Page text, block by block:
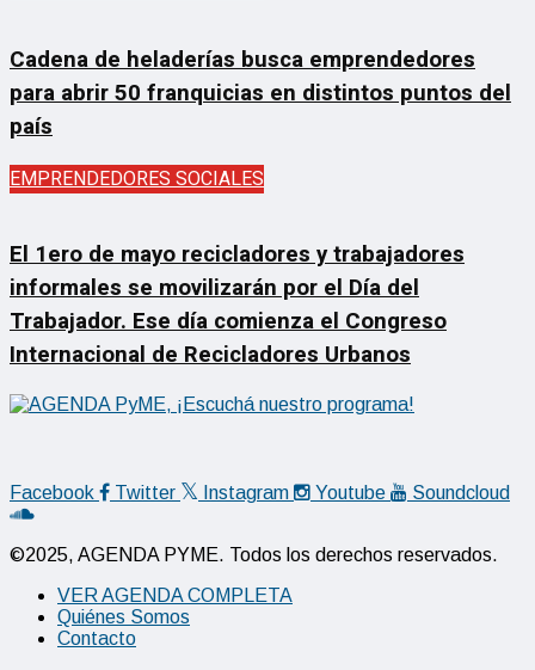
Cadena de heladerías busca emprendedores
para abrir 50 franquicias en distintos puntos del
país
EMPRENDEDORES SOCIALES
El 1ero de mayo recicladores y trabajadores
informales se movilizarán por el Día del
Trabajador. Ese día comienza el Congreso
Internacional de Recicladores Urbanos
Facebook Twitter Instagram Youtube Soundcloud
©2025, AGENDA PYME. Todos los derechos reservados.
VER AGENDA COMPLETA
Quiénes Somos
Contacto